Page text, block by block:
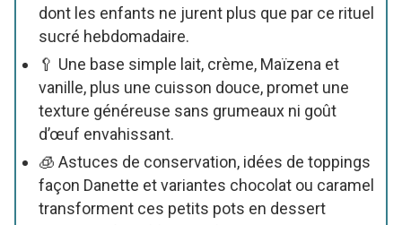
dont les enfants ne jurent plus que par ce rituel
sucré hebdomadaire.
🥄 Une base simple lait, crème, Maïzena et
vanille, plus une cuisson douce, promet une
texture généreuse sans grumeaux ni goût
d’œuf envahissant.
🧊 Astuces de conservation, idées de toppings
façon Danette et variantes chocolat ou caramel
transforment ces petits pots en dessert